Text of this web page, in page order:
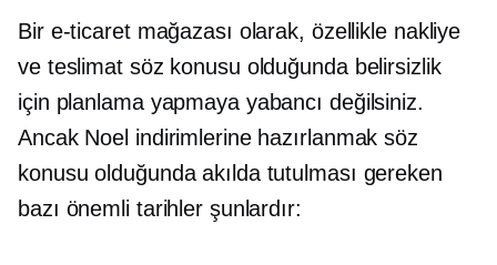
Bir e-ticaret mağazası olarak, özellikle nakliye
ve teslimat söz konusu olduğunda belirsizlik
için planlama yapmaya yabancı değilsiniz.
Ancak Noel indirimlerine hazırlanmak söz
konusu olduğunda akılda tutulması gereken
bazı önemli tarihler şunlardır: